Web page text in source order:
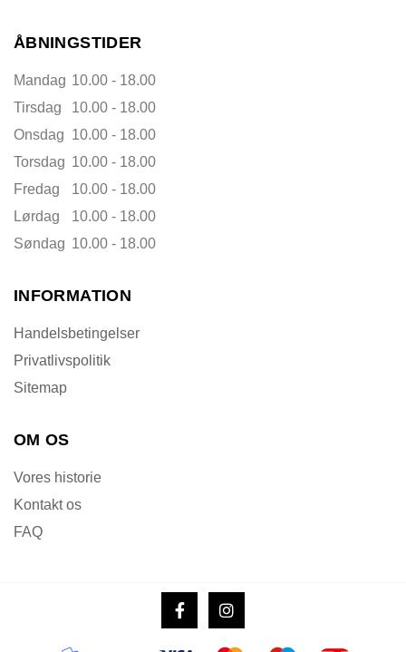
ÅBNINGSTIDER
Mandag 10.00 - 18.00
Tirsdag
10.00 - 18.00
Onsdag 10.00 - 18.00
Torsdag 10.00 - 18.00
Fredag
10.00 - 18.00
Lørdag
10.00 - 18.00
Søndag 10.00 - 18.00
INFORMATION
Handelsbetingelser
Privatlivspolitik
Sitemap
OM OS
Vores historie
Kontakt os
FAQ